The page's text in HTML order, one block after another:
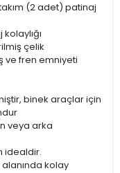
(2 adet) patinaj
çelik
ve fren emniyeti
binek araçlar için
veya arka
idealdir.
kolay